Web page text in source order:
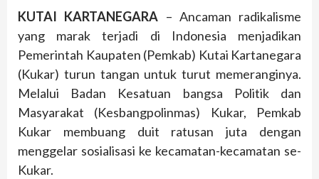
KUTAI KARTANEGARA – Ancaman radikalisme
yang marak terjadi di Indonesia menjadikan
Pemerintah Kaupaten (Pemkab) Kutai Kartanegara
(Kukar) turun tangan untuk turut memeranginya.
Melalui Badan Kesatuan bangsa Politik dan
Masyarakat (Kesbangpolinmas) Kukar, Pemkab
Kukar membuang duit ratusan juta dengan
menggelar sosialisasi ke kecamatan-kecamatan se-
Kukar.